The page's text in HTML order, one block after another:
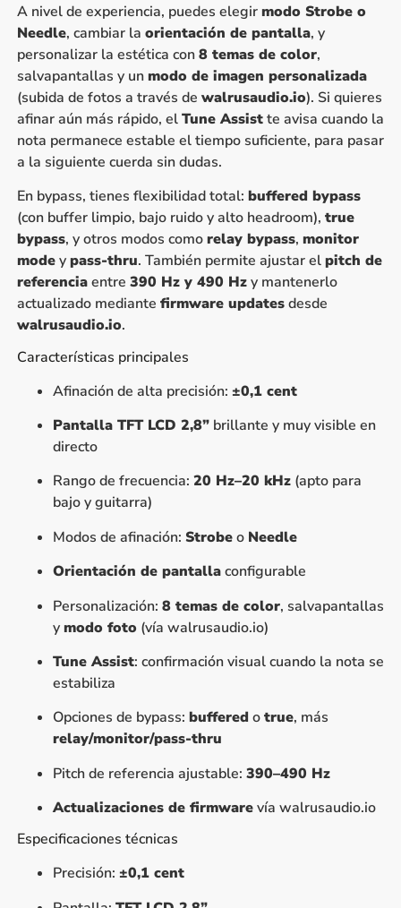
A nivel de experiencia, puedes elegirmodo Strobe o
Needle, cambiar la orientación de pantalla, y
personalizar la estética con8 temas de color,
salvapantallas y unmodo de imagen personalizada
(subida de fotos a través de walrusaudio.io). Si quieres
afinar aún más rápido, elTune Assistte avisa cuando la
nota permanece estable el tiempo suficiente, para pasar
a la siguiente cuerda sin dudas.
En bypass, tienes flexibilidad total: buffered bypass
(con buffer limpio, bajo ruido y alto headroom), true
bypass, y otros modos comorelay bypass, monitor
modeypass-thru. También permite ajustar elpitch de
referenciaentre 390 Hz y 490 Hzy mantenerlo
actualizado mediante firmware updatesdesde
walrusaudio.io.
Características principales
Afinación de alta precisión: ±0,1 cent
Pantalla TFT LCD 2,8”brillante y muy visible en
directo
Rango de frecuencia: 20 Hz–20 kHz(apto para
bajo y guitarra)
Modos de afinación: Strobeo Needle
Orientación de pantallaconfigurable
Personalización: 8 temas de color, salvapantallas
ymodo foto (vía walrusaudio.io)
Tune Assist: confirmación visual cuando la nota se
estabiliza
Opciones de bypass: buffered otrue, más
relay/monitor/pass-thru
Pitch de referencia ajustable: 390–490 Hz
Actualizaciones de firmwarevía walrusaudio.io
Especificaciones técnicas
Precisión: ±0,1 cent